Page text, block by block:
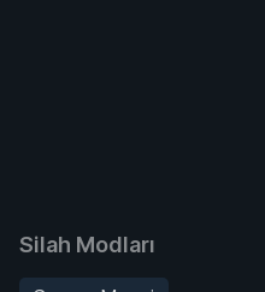
Silah Modları